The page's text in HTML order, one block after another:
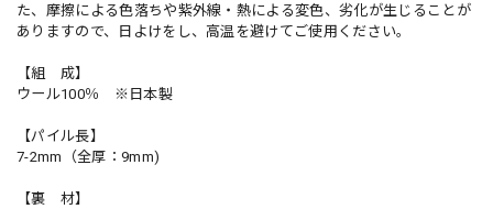
た、摩擦による色落ちや紫外線・熱による変色、劣化が生じることが
ありますので、日よけをし、高温を避けてご使用ください。
【組 成】
ウール100％ ※日本製
【パイル長】
7-2mm（全厚：9mm)
【裏 材】